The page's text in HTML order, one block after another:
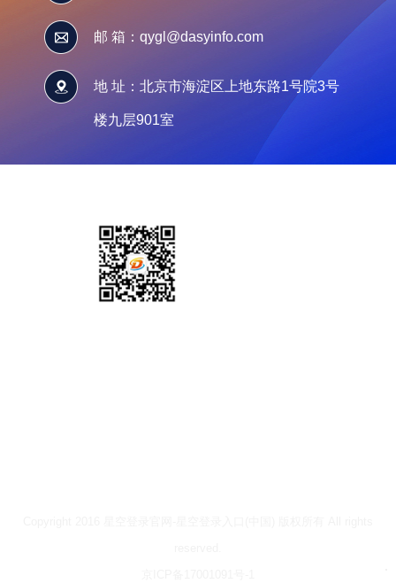
邮 箱：qygl@dasyinfo.com
地 址：北京市海淀区上地东路1号院3号
楼九层901室